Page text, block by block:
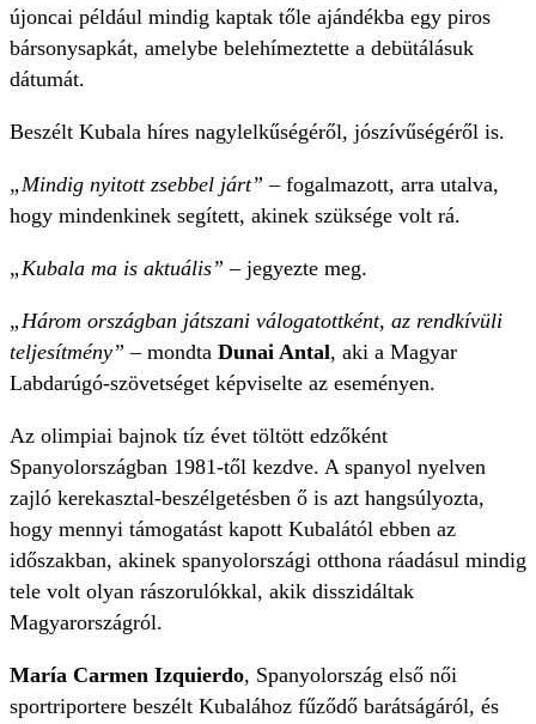
újoncai például mindig kaptak tőle ajándékba egy piros
bársonysapkát, amelybe belehímeztette a debütálásuk
dátumát.
Beszélt Kubala híres nagylelkűségéről, jószívűségéről is.
„Mindig nyitott zsebbel járt”– fogalmazott, arra utalva,
hogy mindenkinek segített, akinek szüksége volt rá.
„Kubala ma is aktuális” – jegyezte meg.
„Három országban játszani válogatottként, az rendkívüli
teljesítmény”– mondta Dunai Antal, aki a Magyar
Labdarúgó-szövetséget képviselte az eseményen.
Az olimpiai bajnok tíz évet töltött edzőként
Spanyolországban 1981-től kezdve. A spanyol nyelven
zajló kerekasztal-beszélgetésben ő is azt hangsúlyozta,
hogy mennyi támogatást kapott Kubalától ebben az
időszakban, akinek spanyolországi otthona ráadásul mindig
tele volt olyan rászorulókkal, akik disszidáltak
Magyarországról.
María Carmen Izquierdo, Spanyolország első női
sportriportere beszélt Kubalához fűződő barátságáról, és